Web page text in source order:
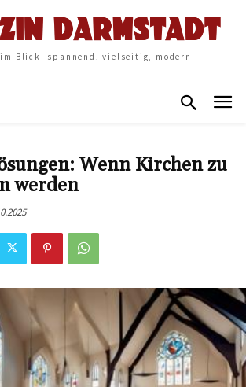
Blick: spannend, vielseitig, modern.
Wenn Kirchen zu
werden